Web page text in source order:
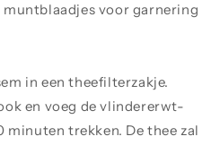
muntblaadjes voor garnering
in een theefilterzakje.
en voeg de vlindererwt-
minuten trekken. De thee zal